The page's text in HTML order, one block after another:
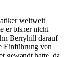
weltweit
er bisher nicht
Berryhill darauf
Einführung von
gewandt hatte, da